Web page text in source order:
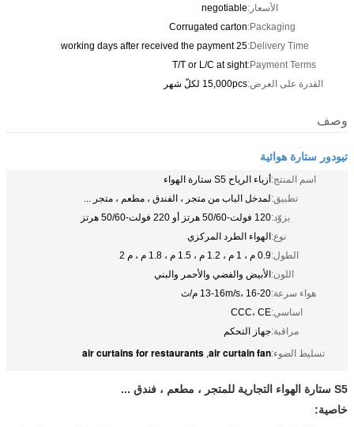
الأسعار:negotiable
Packaging:
Corrugated carton
Delivery Time:
25 working days after received the payment
Payment Terms:
T/T or L/C at sight
القدرة على العرض:15,000pcs لكلّ شهر
وصف
تيودور ستارة هوائية
اسم المنتج:أزياء الرياح S5 ستارة الهواء
تطبيق:لمدخل الباب من متجر ، الفندق ، مطعم ، متجر ...
يزوّد:120 فولت-50/60 هرتز أو 220 فولت-50/60 هرتز
نوع:الهواء الطرد المركزي
الطول:0.9 م ، 1 م ، 1.2 م ، 1.5 م ، 1.8 م ، م 2
اللون:الأبيض والفضي والأحمر والبني
هواء سرعة:13-16m/s، 16-20 م/ث
اساسي:CCC، CE
مراقبة:جهاز التحكم
تسليط الضوء:air curtain fan
,
air curtains for restaurants
S5 ستارة الهواء التجارية للمتجر ، مطعم ، فندق ...
خاصية: